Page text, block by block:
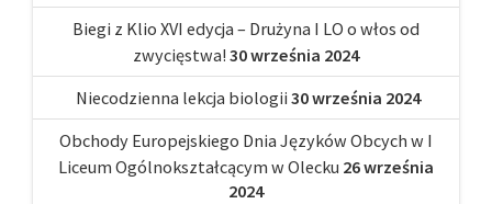
Biegi z Klio XVI edycja – Drużyna I LO o włos od
zwycięstwa! 30 września 2024
Niecodzienna lekcja biologii 30 września 2024
Obchody Europejskiego Dnia Języków Obcych w I
Liceum Ogólnokształcącym w Olecku 26 września
2024